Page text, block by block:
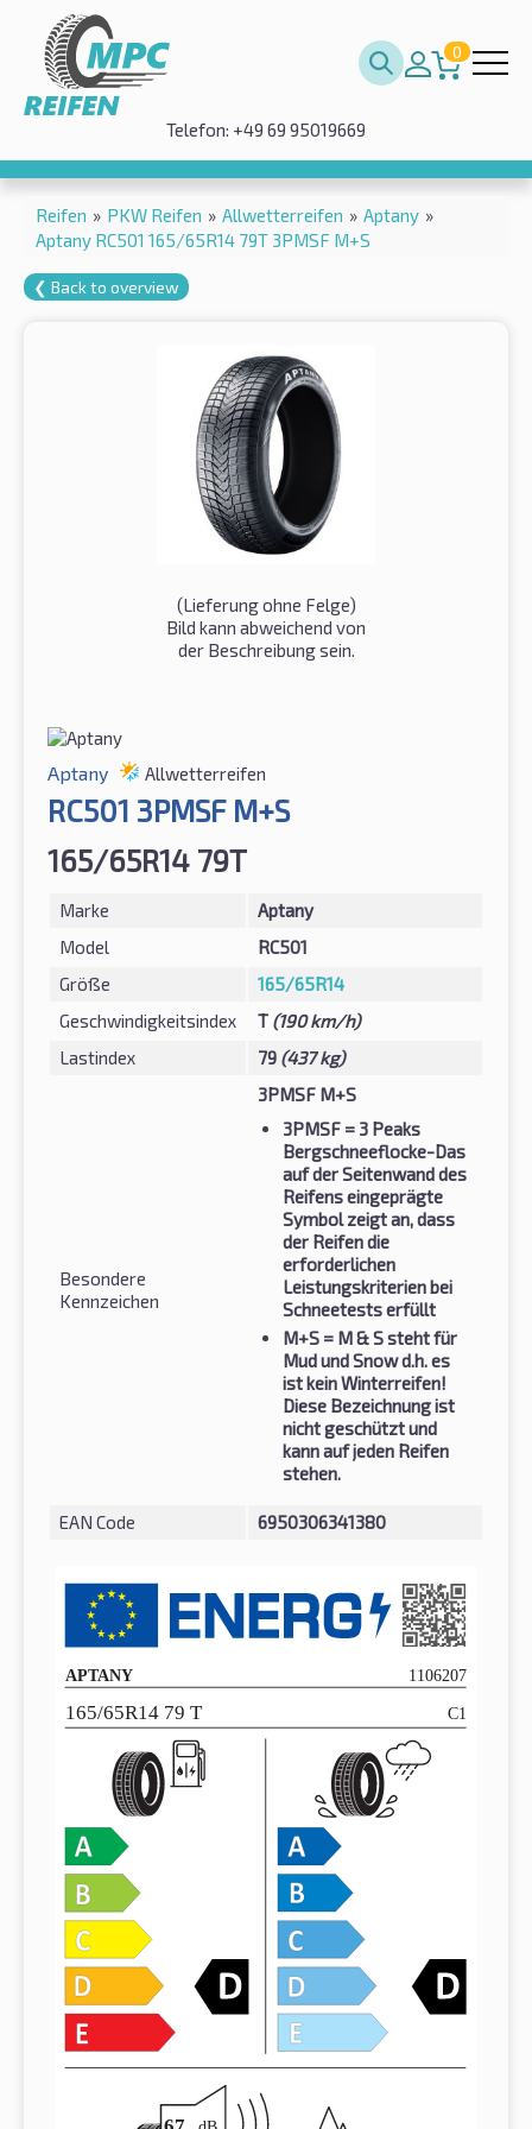
0
Telefon: +49 69 95019669
Reifen » PKW Reifen » Allwetterreifen » Aptany »
Aptany RC501 165/65R14 79T 3PMSF M+S
❮ Back to overview
(Lieferung ohne Felge)
Bild kann abweichend von
der Beschreibung sein.
Aptany Allwetterreifen
RC501 3PMSF M+S
165/65R14 79T
Marke
Aptany
Model
RC501
Größe
165/65R14
Geschwindigkeitsindex
T (190 km/h)
Lastindex
79 (437 kg)
Besondere
Kennzeichen
3PMSF M+S
3PMSF = 3 Peaks
Bergschneeflocke-Das
auf der Seitenwand des
Reifens eingeprägte
Symbol zeigt an, dass
der Reifen die
erforderlichen
Leistungskriterien bei
Schneetests erfüllt
M+S = M & S steht für
Mud und Snow d.h. es
ist kein Winterreifen!
Diese Bezeichnung ist
nicht geschützt und
kann auf jeden Reifen
stehen.
EAN Code 6950306341380